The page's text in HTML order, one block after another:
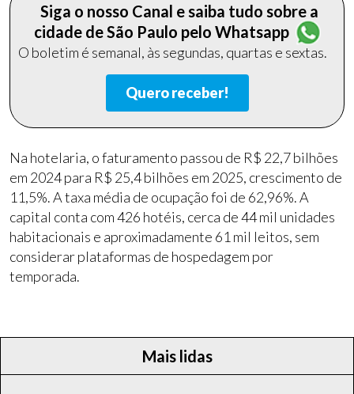
Siga o nosso Canal e saiba tudo sobre a
cidade de São Paulo pelo Whatsapp
O boletim é semanal, às segundas, quartas e sextas.
Quero receber!
Na hotelaria, o faturamento passou de R$ 22,7 bilhões
em 2024 para R$ 25,4 bilhões em 2025, crescimento de
11,5%. A taxa média de ocupação foi de 62,96%. A
capital conta com 426 hotéis, cerca de 44 mil unidades
habitacionais e aproximadamente 61 mil leitos, sem
considerar plataformas de hospedagem por
temporada.
Mais lidas